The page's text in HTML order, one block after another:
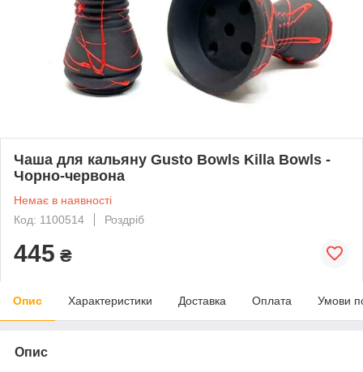
Чаша для кальяну Gusto Bowls Killa Bowls -
Чорно-червона
Немає в наявності
Код: 1100514
Роздріб
445 ₴
Опис Характеристики Доставка Оплата Умови
Опис